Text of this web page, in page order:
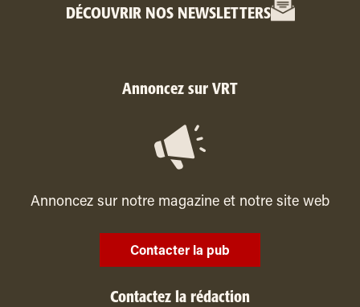
DÉCOUVRIR NOS NEWSLETTERS
Annoncez sur VRT
Annoncez sur notre magazine et notre site web
Contacter la pub
Contactez la rédaction